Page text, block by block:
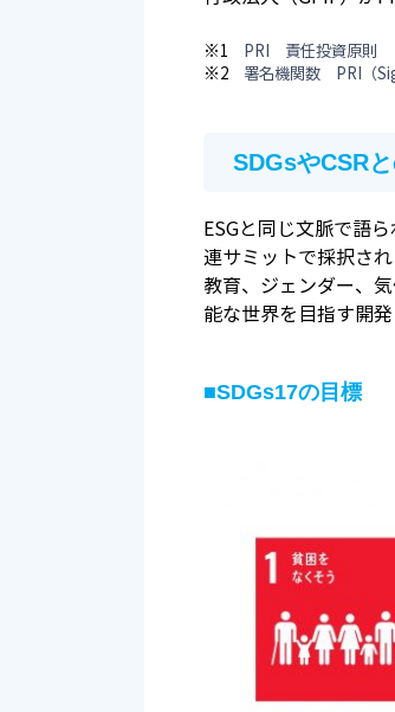
※1
PRI 責任投資原則
※2 署名機関数 PRI（
SDGsやCSR
ESGと同じ文脈で語
連サミットで採択さ
教育、ジェンダー、
能な世界を目指す開
■SDGs17の目標